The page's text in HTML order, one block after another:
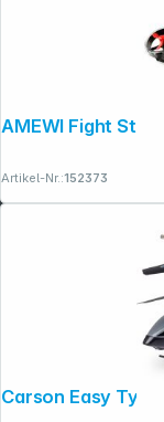
Artikel-Nr.:152373